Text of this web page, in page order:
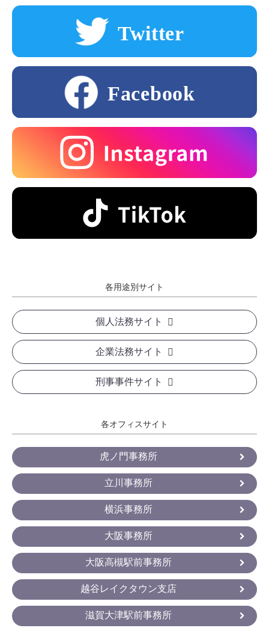
各用途別サイト
個人法務サイト
企業法務サイト
刑事事件サイト
各オフィスサイト
虎ノ門事務所
立川事務所
横浜事務所
大阪事務所
大阪高槻駅前事務所
越谷レイクタウン支店
滋賀大津駅前事務所